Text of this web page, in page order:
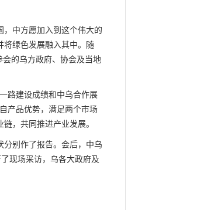
，中方愿加入到这个伟大的
将绿色发展融入其中。随
的乌方政府、协会及当地
路建设成绩和中乌合作展
产品优势，满足两个市场
，共同推进产业发展。
分别作了报告。会后，中乌
现场采访，乌各大政府及